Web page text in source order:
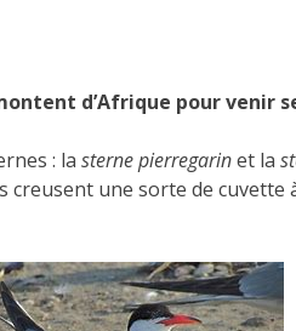
d’Afrique pour venir
: la sterne pierregarinet la
creusent une sorte de